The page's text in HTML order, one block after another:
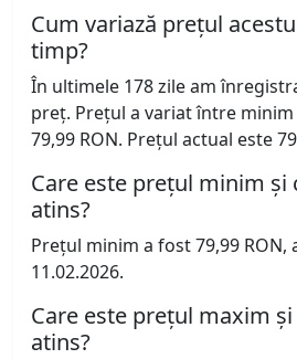
Cum variază prețul
timp?
În ultimele 178 zile am
preț. Prețul a variat între minim
79,99 RON. Prețul actual este
Care este prețul minim și
atins?
Prețul minim a fost 79,99 RON,
11.02.2026.
Care este prețul maxim
atins?